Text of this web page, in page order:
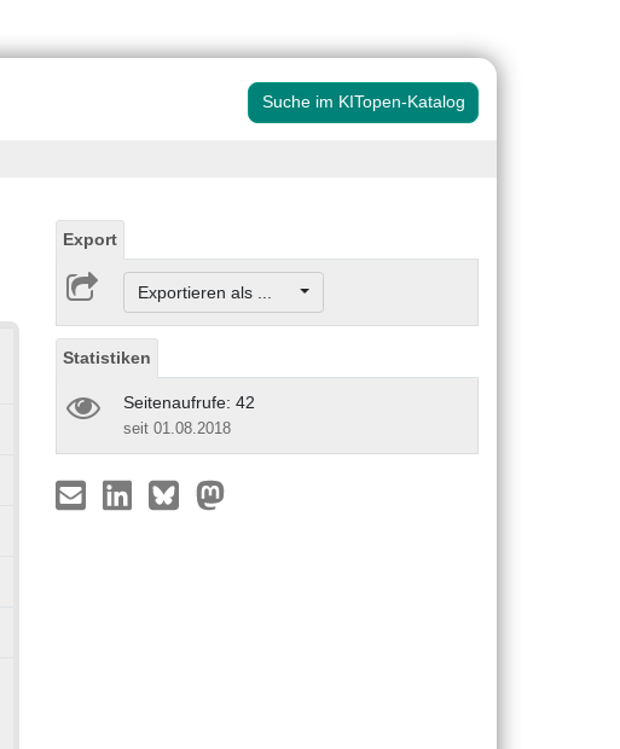
Suche im KITopen-Katalog
Export
Exportieren als ...
Statistiken
Seitenaufrufe: 42
seit 01.08.2018